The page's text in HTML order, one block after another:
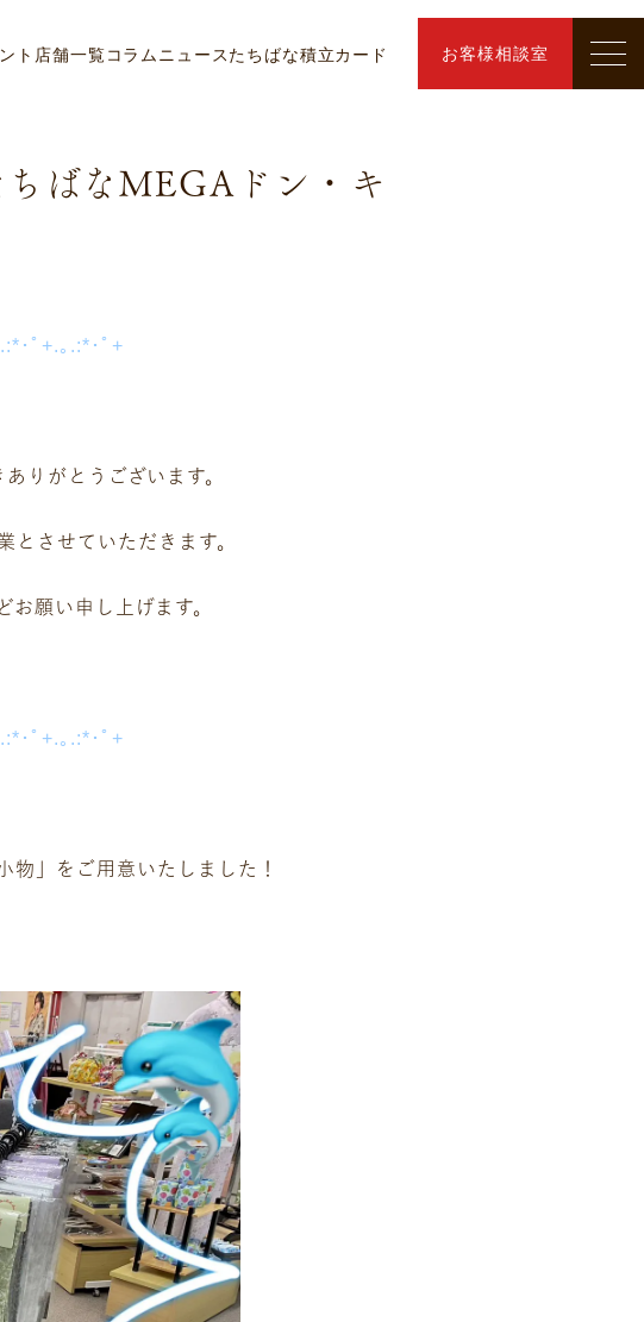
ト 店舗一覧コラムニュースたちばな積立カード お客様相談室
ばなMEGAドン・キ
･ﾟ+.｡.:*･ﾟ+
りがとうございます。
とさせていただきます。
願い申し上げます。
･ﾟ+.｡.:*･ﾟ+
物」をご用意いたしました！